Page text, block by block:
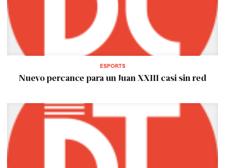
ESPORTS
Nuevo percance para un Juan XXIII casi sin red